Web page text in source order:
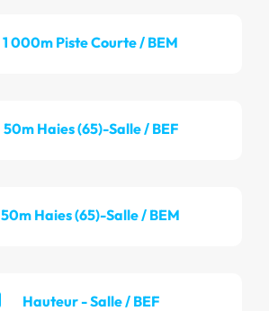
1 000m Piste Courte / BEM
50m Haies (65)-Salle / BEF
50m Haies (65)-Salle / BEM
Hauteur - Salle / BEF